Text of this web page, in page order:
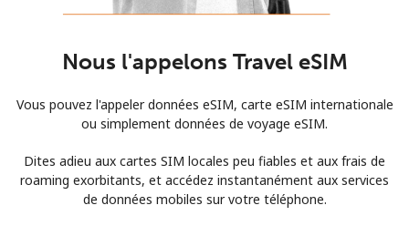
Nous l'appelons Travel eSIM
Vous pouvez l'appeler données eSIM, carte eSIM internationale
ou simplement données de voyage eSIM.
Dites adieu aux cartes SIM locales peu fiables et aux frais de
roaming exorbitants, et accédez instantanément aux services
de données mobiles sur votre téléphone.